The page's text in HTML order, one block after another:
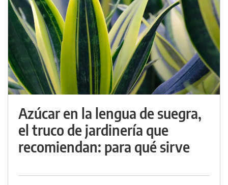
Azúcar en la lengua de suegra,
el truco de jardinería que
recomiendan: para qué sirve